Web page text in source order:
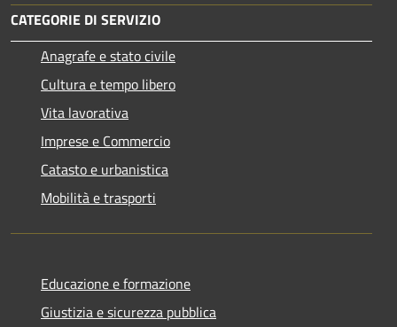
CATEGORIE DI SERVIZIO
Anagrafe e stato civile
Cultura e tempo libero
Vita lavorativa
Imprese e Commercio
Catasto e urbanistica
Mobilità e trasporti
Educazione e formazione
Giustizia e sicurezza pubblica